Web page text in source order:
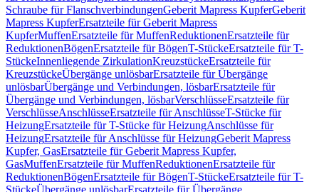
Schraube für FlanschverbindungenGeberit Mapress KupferGeberit
Mapress KupferErsatzteile für Geberit Mapress
KupferMuffenErsatzteile für MuffenReduktionenErsatzteile für
ReduktionenBögenErsatzteile für BögenT-StückeErsatzteile für T-
StückeInnenliegende ZirkulationKreuzstückeErsatzteile für
KreuzstückeÜbergänge unlösbarErsatzteile für Übergänge
unlösbarÜbergänge und Verbindungen, lösbarErsatzteile für
Übergänge und Verbindungen, lösbarVerschlüsseErsatzteile für
VerschlüsseAnschlüsseErsatzteile für AnschlüsseT-Stücke für
HeizungErsatzteile für T-Stücke für HeizungAnschlüsse für
HeizungErsatzteile für Anschlüsse für HeizungGeberit Mapress
Kupfer, GasErsatzteile für Geberit Mapress Kupfer,
GasMuffenErsatzteile für MuffenReduktionenErsatzteile für
ReduktionenBögenErsatzteile für BögenT-StückeErsatzteile für T-
StückeÜbergänge unlösbarErsatzteile für Übergänge